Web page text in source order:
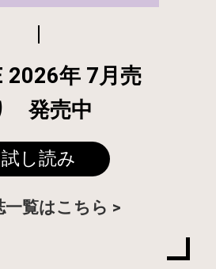
2026年 7月売
発売中
試し読み
一覧はこちら